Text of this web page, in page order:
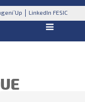
LinkedIn FESIC